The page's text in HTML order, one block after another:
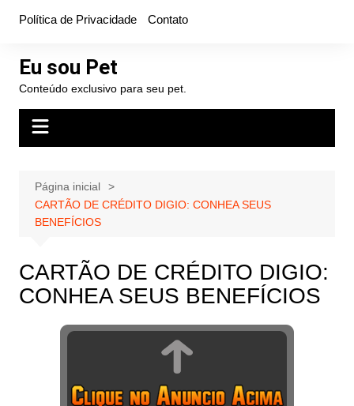
conteúdo
Política de Privacidade Contato
Eu sou Pet
Conteúdo exclusivo para seu pet.
Página inicial
CARTÃO DE CRÉDITO DIGIO: CONHEA SEUS
BENEFÍCIOS
CARTÃO DE CRÉDITO DIGIO:
CONHEA SEUS BENEFÍCIOS